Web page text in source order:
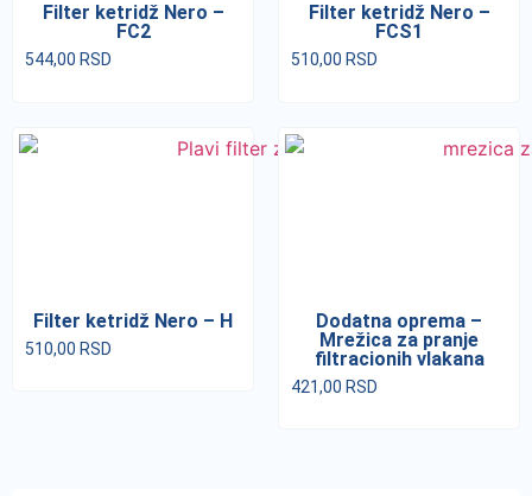
Filter ketridž Nero –
FC2
544,00 RSD
Filter ketridž Nero –
FCS1
510,00 RSD
Filter ketridž Nero – H
510,00 RSD
Dodatna oprema –
Mrežica za pranje
filtracionih vlakana
421,00 RSD